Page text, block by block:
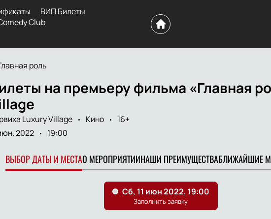
ВИП Билеты
Club
роль
на премьеру фильма «Главная
Luxury Village Кино
16+
2022
19:00
ВЫБОР ДАТЫ И МЕСТАО МЕРОПРИЯТИИНАШИ ПРЕИМУЩЕСТВАБЛИЖАЙШИЕ